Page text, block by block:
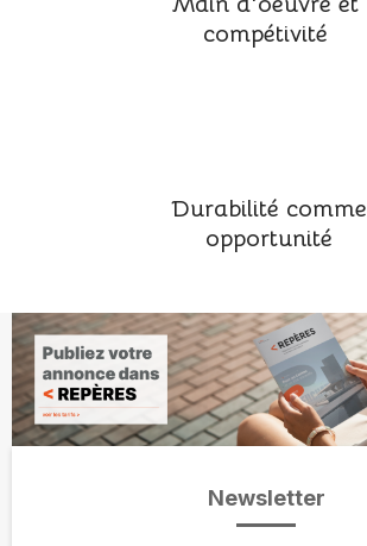
compétivité
Durabilité comme
opportunité
Newsletter